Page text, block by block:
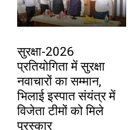
सुरक्षा-2026
प्रतियोगिता में सुरक्षा
नवाचारों का सम्मान,
भिलाई इस्पात संयंत्र में
विजेता टीमों को मिले
पुरस्कार